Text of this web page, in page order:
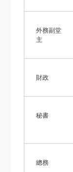
外務副堂
主
財政
秘書
總務